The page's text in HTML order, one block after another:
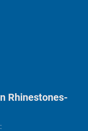
Rhinestones-